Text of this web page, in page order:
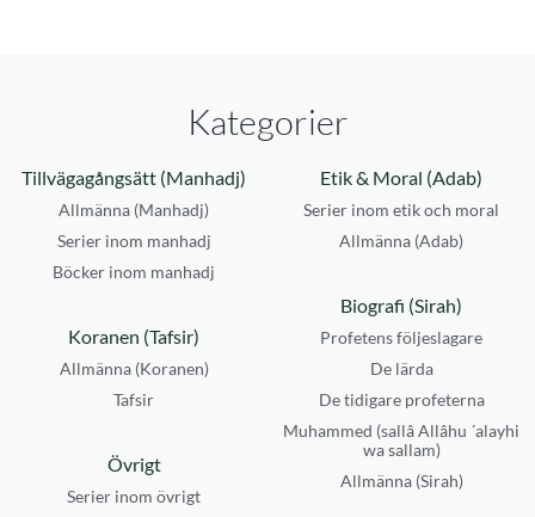
Kategorier
Tillvägagångsätt (Manhadj)
Allmänna (Manhadj)
Serier inom manhadj
Böcker inom manhadj
Etik & Moral (Adab)
Serier inom etik och moral
Allmänna (Adab)
Biografi (Sirah)
Profetens följeslagare
De lärda
De tidigare profeterna
Muhammed (sallâ Allâhu ´alayhi
wa sallam)
Allmänna (Sirah)
Koranen (Tafsir)
Allmänna (Koranen)
Tafsir
Övrigt
Serier inom övrigt